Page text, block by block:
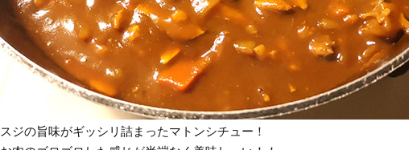
スジの旨味がギッシリ詰まったマトンシチュー！